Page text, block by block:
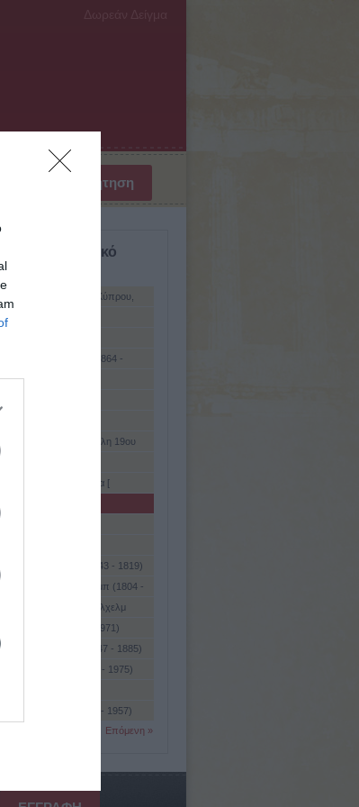
Λεξικό
(Παλαιοχώρι Κύπρου,
Γκεόργκεβιτς φον - (1864 -
- 1914)
(Μεταξάς Κοζάνης, τέλη 19ου
(1860 ; - μετά το 1908)
- Νικόλας (Σάλωνα [
Σύρου, 1875)
ασυίγια ιμπν αμπού
Φρήντριχ Χάινριχ (1743 - 1819)
Καρλ Γκούσταβ Γιάκομπ (1804 -
Φρήντριχ Kρίστιαν Βίλχελμ
΄Αρνε (1902 - 1971)
Γενς Πέτερ (1847 - 1885)
Βενιαμίνοβιτς (1904 - 1975)
Πάουλ (1880 - 1957)
Επόμενη »